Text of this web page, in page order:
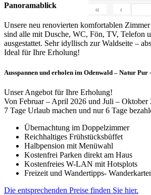
« ‹
Panoramablick
Unsere neu renovierten komfortablen
sind alle mit Dusche, WC, Fön, TV, Telefon
ausgestattet. Sehr idyllisch zur Waldseite –
Ideal für Ihre Erholung!
Ausspannen und erholen im Odenwald – Natur
Unser Angebot für Ihre Erholung!
Von Februar – April 2026 und Juli – Oktober
7 Tage Urlaub machen und nur 6 Tage
Übernachtung im Doppelzimmer
Reichhaltiges Frühstücksbüffet
Halbpension mit Menüwahl
Kostenfrei Parken direkt am Haus
Kostenfreies W-LAN mit Hotsplots
Freizeit und Wandertipps-
Die entsprechenden Preise finden Sie hier.